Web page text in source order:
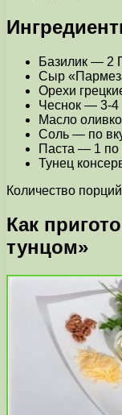
Базилик — 2
Сыр
Орехи
Чеснок — 3-4
Масло
Соль — по
Паста — 1 по
Тунец
Количество
Как
тунцом»